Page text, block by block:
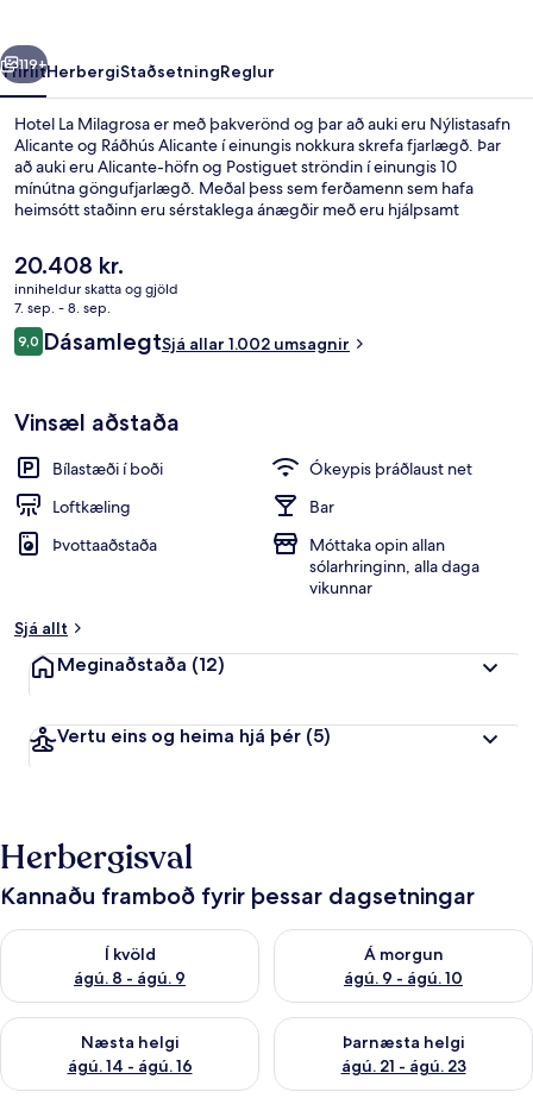
Næsta
119+
YfirlitHerbergiStaðsetningReglur
Hotel La Milagrosa er með þakverönd og þar að auki eru Nýlistasafn
Alicante og Ráðhús Alicante í einungis nokkura skrefa fjarlægð. Þar
að auki eru Alicante-höfn og Postiguet ströndin í einungis 10
mínútna göngufjarlægð. Meðal þess sem ferðamenn sem hafa
heimsótt staðinn eru sérstaklega ánægðir með eru hjálpsamt
Núverandi
verð
er
20.408 kr.
20.408 kr.
inniheldur skatta og gjöld
7. sep. - 8. sep.
Umsagnir
9,09,0 af 10
DásamlegtSjá allar 1.002 umsagnir
Vinsæl aðstaða
Bílastæði í boði
Ókeypis þráðlaust net
Loftkæling
Bar
Þvottaaðstaða
Móttaka opin allan
sólarhringinn, alla daga
vikunnar
Sjá allt
Meginaðstaða (12)
Vertu eins og heima hjá þér (5)
Herbergisval
Kannaðu framboð fyrir þessar dagsetningar
Í kvöld
ágú. 8 - ágú. 9
Athuga framboð í kvöld ágú. 8 - ágú. 9
Á morgun
ágú. 9 - ágú. 10
Athuga framboð á morgun
Næsta helgi
ágú. 14 - ágú. 16
Athuga framboð næstu helgi ágú. 14 - ágú. 16
Þarnæsta helgi
ágú. 21 - ágú. 23
Athuga framboð þarnæstu